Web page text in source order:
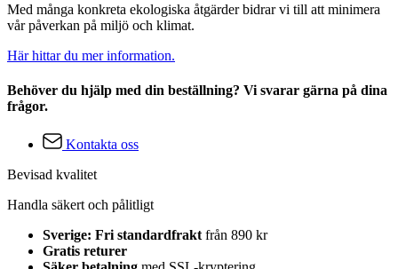
Med många konkreta ekologiska åtgärder bidrar vi till att minimera
vår påverkan på miljö och klimat.
Här hittar du mer information.
Behöver du hjälp med din beställning? Vi svarar gärna på dina
frågor.
Kontakta oss
Bevisad kvalitet
Handla säkert och pålitligt
Sverige: Fri standardfrakt från 890 kr
Gratis returer